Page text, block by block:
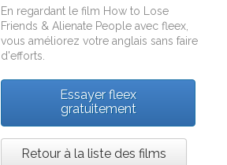
En regardant le film How to Lose
Friends & Alienate People avecfleex
vous améliorez votre anglais sans faire
d'efforts.
Essayer fleex
gratuitement
Retour à la liste des films